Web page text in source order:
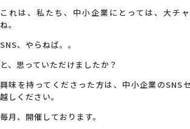
これは、私たち、中小企業にとっては、大チ
ね。
SNS、やらねば。。
と、思っていただけましたか？
興味を持ってくださった方は、中小企業のSNS
越しください。
毎月、開催しております。